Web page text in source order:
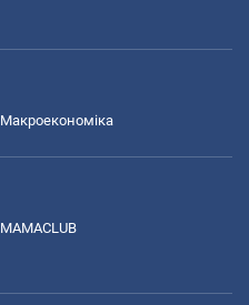
Макроекономіка
MAMACLUB